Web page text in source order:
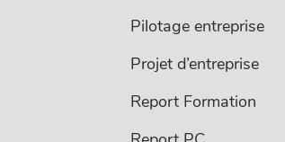
Pilotage entreprise
Projet d’entreprise
Report Formation